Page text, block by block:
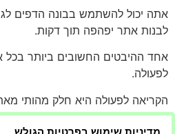
אתה יכול להשתמש בבונה הדפים
לבנות אתר יפהפה תוך דקות.
אחד ההיבטים החשובים ביותר בכל
לפעולה.
הקריאה לפעולה היא חלק מהותי
שמניע את המבקרים לבצע פעולה